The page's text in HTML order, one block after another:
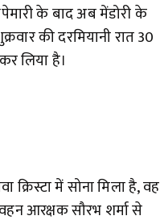
के बाद अब मेंडोरी के
की दरमियानी रात 30
लिया है।
क्रिस्टा में सोना मिला है, वह
आरक्षक सौरभ शर्मा से